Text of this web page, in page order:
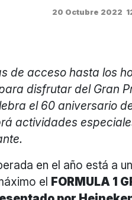
20 Octubre 2022
de acceso hasta los
disfrutar del Gran
el 60 aniversario
actividades
en el año está a
el FORMULA 1